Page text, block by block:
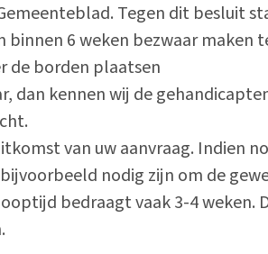
Tegen dit besluit
6 weken bezwaar maken
de borden plaatsen
dan kennen wij de
van uw aanvraag. Indien
nodig zijn om de
bedraagt vaak 3-4 weken.